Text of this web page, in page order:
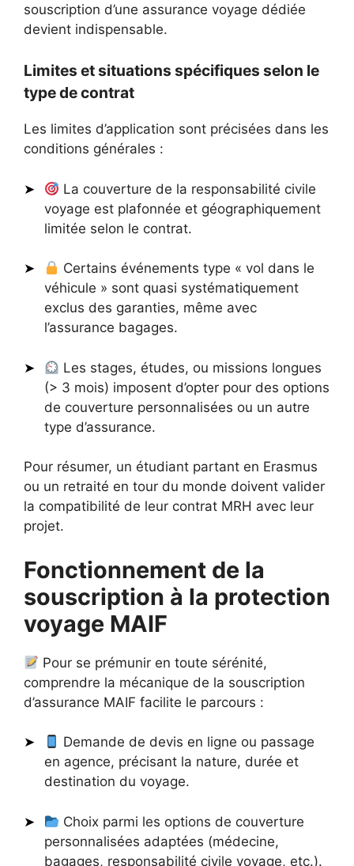
souscription d’une assurance voyage dédiée
devient indispensable.
Limites et situations spécifiques selon le
type de contrat
Les limites d’application sont précisées dans les
conditions générales :
La couverture de la responsabilité civile
voyage est plafonnée et géographiquement
limitée selon le contrat.
Certains événements type « vol dans le
véhicule » sont quasi systématiquement
exclus des garanties, même avec
l’assurance bagages.
Les stages, études, ou missions longues
(> 3 mois) imposent d’opter pour des options
de couverture personnalisées ou un autre
type d’assurance.
Pour résumer, un étudiant partant en Erasmus
ou un retraité en tour du monde doivent valider
la compatibilité de leur contrat MRH avec leur
projet.
Fonctionnement de la
souscription à la protection
voyage MAIF
Pour se prémunir en toute sérénité,
comprendre la mécanique de la souscription
d’assurance MAIF facilite le parcours :
Demande de devis en ligne ou passage
en agence, précisant la nature, durée et
destination du voyage.
Choix parmi les options de couverture
personnalisées adaptées (médecine,
bagages, responsabilité civile voyage, etc.).